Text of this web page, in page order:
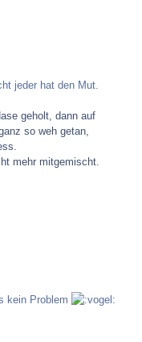
jeder hat den Mut.
geholt, dann auf
so weh getan,
mehr mitgemischt.
kein Problem